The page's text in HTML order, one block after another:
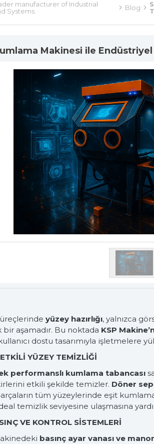
manufacturer of Industrial
Systems.
Blog
Makinesi ile
yüzey hazırlığı, yalnızca
bir aşamadır. Bu noktada KSP
dostu tasarımıyla işletmelere
YÜZEY TEMİZLİĞİ
performanslı kumlama tabancası
etkili şekilde temizler. Döner
tüm yüzeylerinde eşit
temizlik seviyesine ulaşmasına
VE KONTROL SİSTEMLERİ
basınç ayar vanası ve